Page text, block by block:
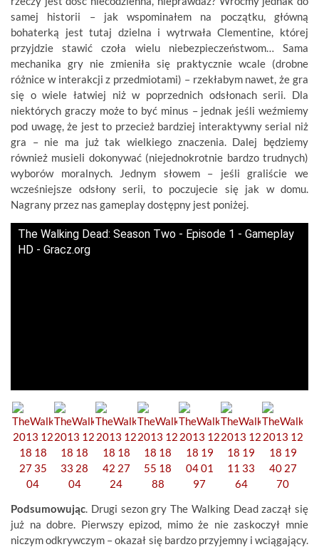
samej historii – jak wspominałem na początku, główną
bohaterką jest tutaj dzielna i wytrwała Clementine, której
przyjdzie stawić czoła wielu niebezpieczeństwom… Sama
mechanika gry nie zmieniła się praktycznie wcale (drobne
różnice w interakcji z przedmiotami) – rzekłabym nawet, że gra
się o wiele łatwiej niż w poprzednich odsłonach serii. Dla
niektórych graczy może to być minus – jednak jeśli weźmiemy
pod uwagę, że jest to przecież bardziej interaktywny serial niż
gra – nie ma już tak wielkiego znaczenia. Dalej będziemy
również musieli dokonywać (niejednokrotnie bardzo trudnych)
wyborów moralnych. Jednym słowem – jeśli graliście we
wcześniejsze odsłony serii, to poczujecie się jak w domu.
Nagrany przez nas gameplay dostępny jest poniżej.
The Walking Dead: Season Two - Episode 1 - Gameplay
HD - Gracz.org
Podsumowując. Drugi sezon gry The Walking Dead zaczął się
już na dobre. Pierwszy epizod, mimo że nie zaskoczył mnie
niczym odkrywczym – okazał się bardzo przyjemny i wciągający.